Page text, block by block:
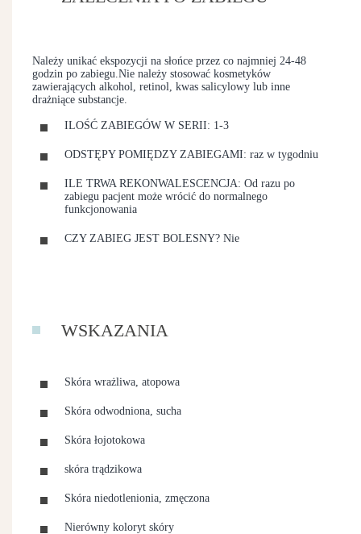
Należy unikać ekspozycji na słońce przez co najmniej 24-48
godzin po zabiegu.Nie należy stosować kosmetyków
zawierających alkohol, retinol, kwas salicylowy lub inne
drażniące substancje.
ILOŚĆ ZABIEGÓW W SERII: 1-3
ODSTĘPY POMIĘDZY ZABIEGAMI: raz w tygodniu
ILE TRWA REKONWALESCENCJA: Od razu po
zabiegu pacjent może wrócić do normalnego
funkcjonowania
CZY ZABIEG JEST BOLESNY? Nie
WSKAZANIA
Skóra wrażliwa, atopowa
Skóra odwodniona, sucha
Skóra łojotokowa
skóra trądzikowa
Skóra niedotlenionia, zmęczona
Nierówny koloryt skóry